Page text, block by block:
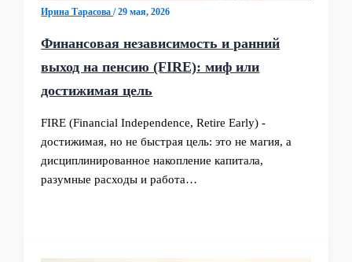
Ирина Тарасова/29 мая, 2026
Финансовая независимость и ранний
выход на пенсию (FIRE): миф или
достижимая цель
FIRE (Financial Independence, Retire Early) -
достижимая, но не быстрая цель: это не магия, а
дисциплинированное накопление капитала,
разумные расходы и работа…